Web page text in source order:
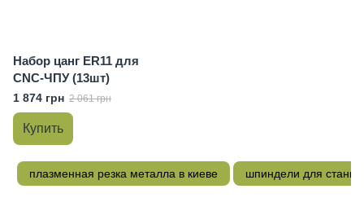
Набор цанг ER11 для
CNC-ЧПУ (13шт)
1 874 грн 2 061 грн
Купить
плазменная резка металла в киеве шпиндели для